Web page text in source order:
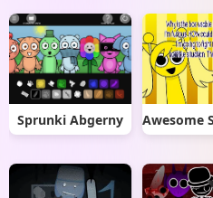
Sprunki Abgerny